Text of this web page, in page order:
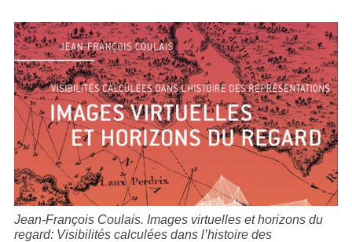
Jean-François Coulais. Images virtuelles et horizons du
regard: Visibilités calculées dans l’histoire des